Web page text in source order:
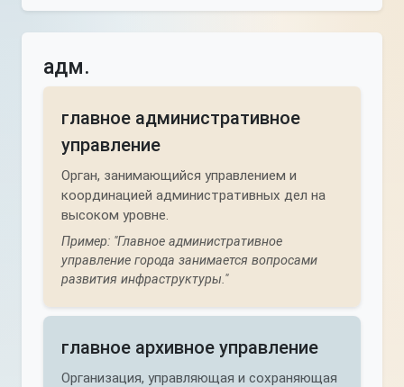
адм.
главное административное
управление
Орган, занимающийся управлением и
координацией административных дел на
высоком уровне.
Пример: "Главное административное
управление города занимается вопросами
развития инфраструктуры."
главное архивное управление
Организация, управляющая и сохраняющая